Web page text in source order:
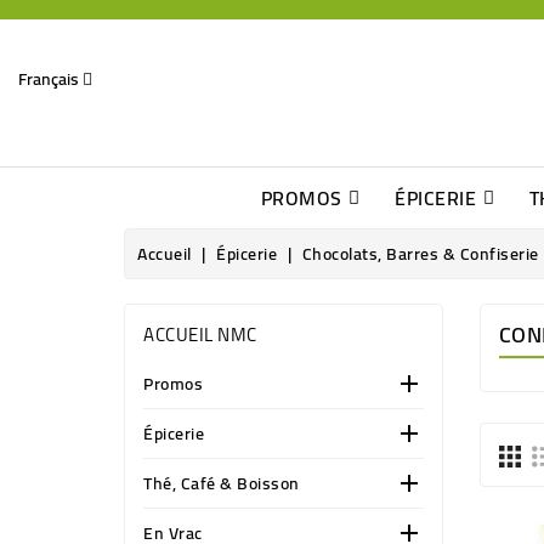
Français
PROMOS ÉPICERIE
Accueil Épicerie Chocolats, Barres & Confiserie
ACCUEIL NMC
Promos 
Épicerie 
Thé, Café & Boisson 
En Vrac 